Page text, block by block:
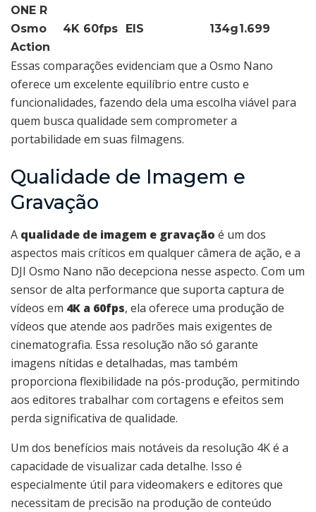
ONE R
Osmo
Action
4K 60fps EIS 134g1.699
Essas comparações evidenciam que a Osmo Nano
oferece um excelente equilíbrio entre custo e
funcionalidades, fazendo dela uma escolha viável para
quem busca qualidade sem comprometer a
portabilidade em suas filmagens.
Qualidade de Imagem e
Gravação
A qualidade de imagem e gravação é um dos
aspectos mais críticos em qualquer câmera de ação, e a
DJI Osmo Nano não decepciona nesse aspecto. Com um
sensor de alta performance que suporta captura de
vídeos em 4K a 60fps, ela oferece uma produção de
vídeos que atende aos padrões mais exigentes de
cinematografia. Essa resolução não só garante
imagens nítidas e detalhadas, mas também
proporciona flexibilidade na pós-produção, permitindo
aos editores trabalhar com cortagens e efeitos sem
perda significativa de qualidade.
Um dos benefícios mais notáveis da resolução 4K é a
capacidade de visualizar cada detalhe. Isso é
especialmente útil para videomakers e editores que
necessitam de precisão na produção de conteúdo